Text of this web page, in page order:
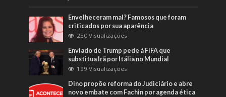
Envelheceram mal? Famosos que foram
criticados por sua aparência
250 Visualizações
Enviado de Trump pede à FIFA que
substitua Irã por Itália no Mundial
199 Visualizações
Dino propõe reforma do Judiciário e abre
novo embate com Fachin por agenda ética